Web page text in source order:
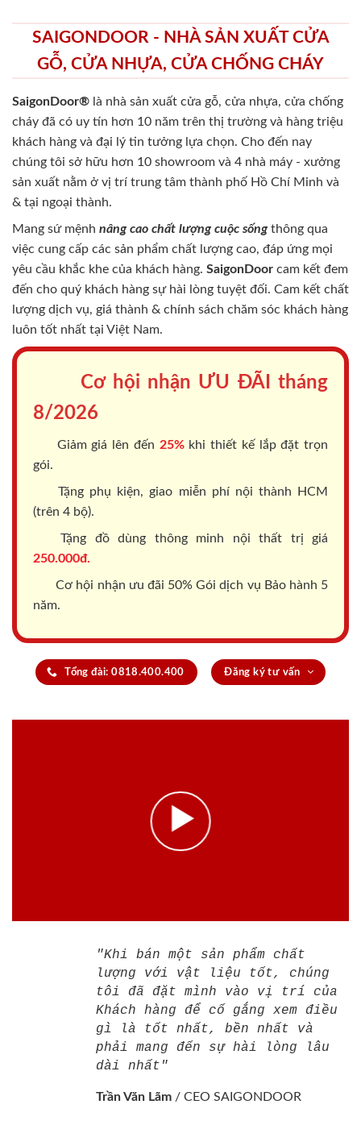
SAIGONDOOR - NHÀ SẢN XUẤT CỬA
GỖ, CỬA NHỰA, CỬA CHỐNG CHÁY
SaigonDoor® là nhà sản xuất cửa gỗ, cửa nhựa, cửa chống
cháy đã có uy tín hơn 10 năm trên thị trường và hàng triệu
khách hàng và đại lý tin tưởng lựa chọn. Cho đến nay
chúng tôi sở hữu hơn 10 showroom và 4 nhà máy - xưởng
sản xuất nằm ở vị trí trung tâm thành phố Hồ Chí Minh và
& tại ngoại thành.
Mang sứ mệnh nâng cao chất lượng cuộc sốngthông qua
việc cung cấp các sản phẩm chất lượng cao, đáp ứng mọi
yêu cầu khắc khe của khách hàng. SaigonDoor cam kết đem
đến cho quý khách hàng sự hài lòng tuyệt đối. Cam kết chất
lượng dịch vụ, giá thành & chính sách chăm sóc khách hàng
luôn tốt nhất tại Việt Nam.
Cơ hội nhận ƯU ĐÃI tháng
8/2026
Giảm giá lên đến 25%khi thiết kế lắp đặt trọn
gói.
Tặng phụ kiện, giao miễn phí nội thành HCM
(trên 4 bộ).
Tặng đồ dùng thông minh nội thất trị giá
250.000đ.
Cơ hội nhận ưu đãi 50% Gói dịch vụ Bảo hành 5
năm.
Tổng đài: 0818.400.400 Đăng ký tư vấn
"Khi bán một sản phẩm chất
lượng với vật liệu tốt, chúng
tôi đã đặt mình vào vị trí của
Khách hàng để cố gắng xem điều
gì là tốt nhất, bền nhất và
phải mang đến sự hài lòng lâu
dài nhất"
Trần Văn Lãm / CEO SAIGONDOOR